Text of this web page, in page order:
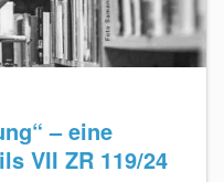
– eine
VII ZR 119/24